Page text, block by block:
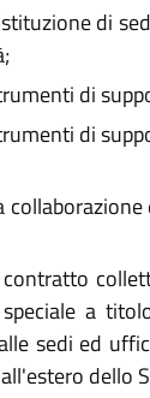
di
di
di
a
sedi ed
dello